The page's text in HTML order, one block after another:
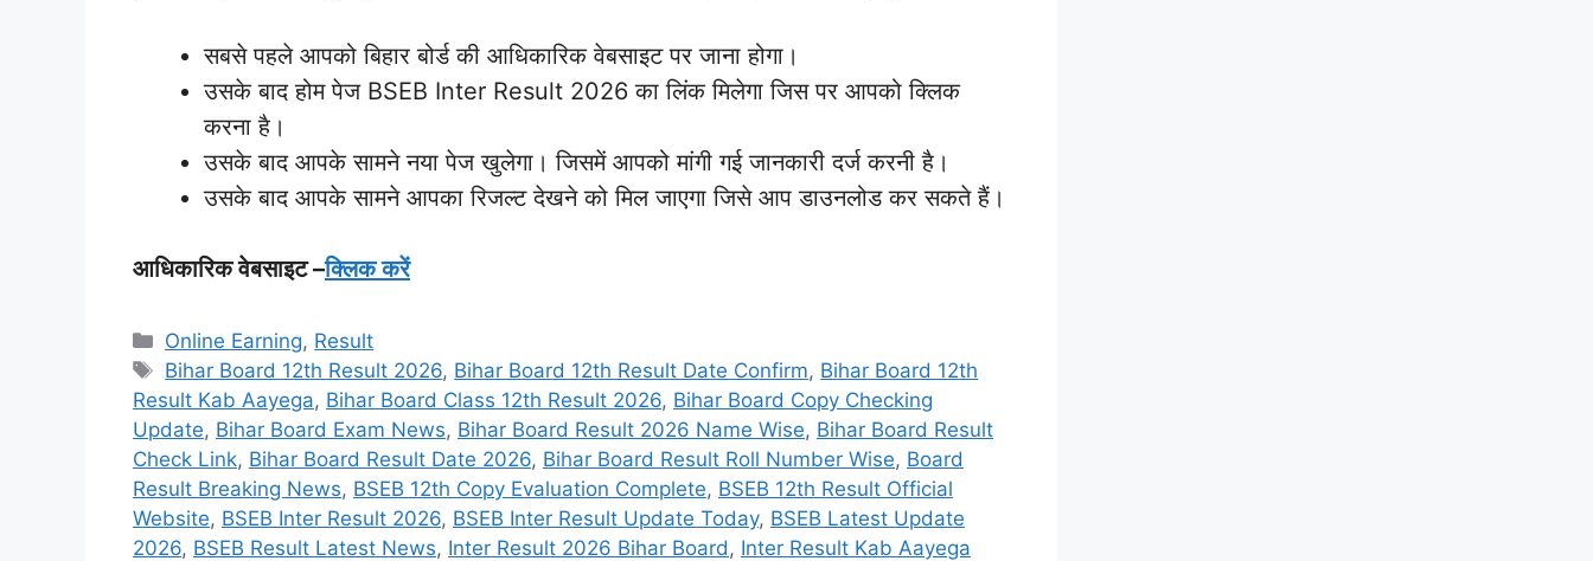
सबसे पहले आपको बिहार बोर्ड की आधिकारिक वेबसाइट पर जाना होगा।
उसके बाद होम पेज BSEB Inter Result 2026 का लिंक मिलेगा जिस पर आपको क्लिक
करना है।
उसके बाद आपके सामने नया पेज खुलेगा। जिसमें आपको मांगी गई जानकारी दर्ज करनी है।
उसके बाद आपके सामने आपका रिजल्ट देखने को मिल जाएगा जिसे आप डाउनलोड कर सकते हैं।
आधिकारिक वेबसाइट –क्लिक करें
Categories
Online Earning, Result
Tags
Bihar Board 12th Result 2026, Bihar Board 12th Result Date Confirm, Bihar Board 12th
Result Kab Aayega, Bihar Board Class 12th Result 2026, Bihar Board Copy Checking
Update, Bihar Board Exam News, Bihar Board Result 2026 Name Wise, Bihar Board Result
Check Link, Bihar Board Result Date 2026, Bihar Board Result Roll Number Wise, Board
Result Breaking News, BSEB 12th Copy Evaluation Complete, BSEB 12th Result Official
Website, BSEB Inter Result 2026, BSEB Inter Result Update Today, BSEB Latest Update
2026, BSEB Result Latest News, Inter Result 2026 Bihar Board , Inter Result Kab Aayega